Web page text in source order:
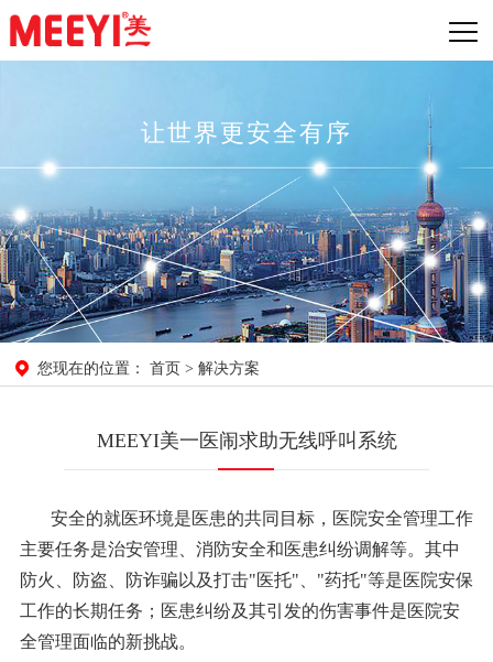
让世界更安全有序
您现在的位置： 首页 > 解决方案
MEEYI美一医闹求助无线呼叫系统
安全的就医环境是医患的共同目标，医院安全管理工作
主要任务是治安管理、消防安全和医患纠纷调解等。其中
防火、防盗、防诈骗以及打击"医托"、"药托"等是医院安保
工作的长期任务；医患纠纷及其引发的伤害事件是医院安
全管理面临的新挑战。